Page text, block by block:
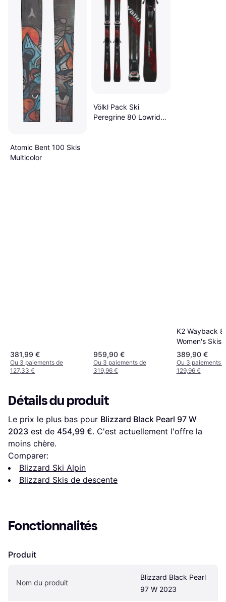
Atomic Bent 100 Skis
Multicolor
381,99 €
Ou 3 paiements de
127,33 €
Völkl Pack Ski
Peregrine 80 Lowride
959,90 €
Ou 3 paiements de
319,96 €
K2 Wayback
Women's Skis
389,90 €
Ou 3 paiements
129,96 €
Détails du produit
Le prix le plus bas pour Blizzard Black Pearl 97 W
2023 est de 454,99 €. C'est actuellement l'offre la
moins chère.
Comparer:
Blizzard Ski Alpin
Blizzard Skis de descente
Fonctionnalités
Produit
Nom du produit
Blizzard Black Pearl
97 W 2023